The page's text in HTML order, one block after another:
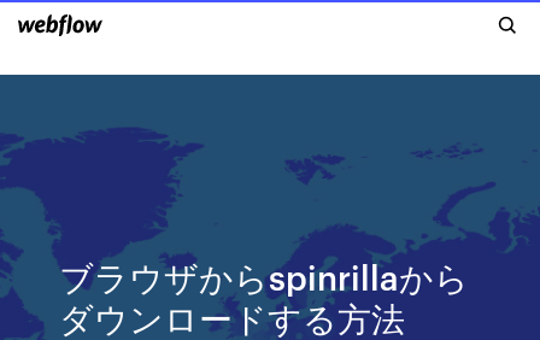
ブラウザからspinrillaから
ダウンロードする方法